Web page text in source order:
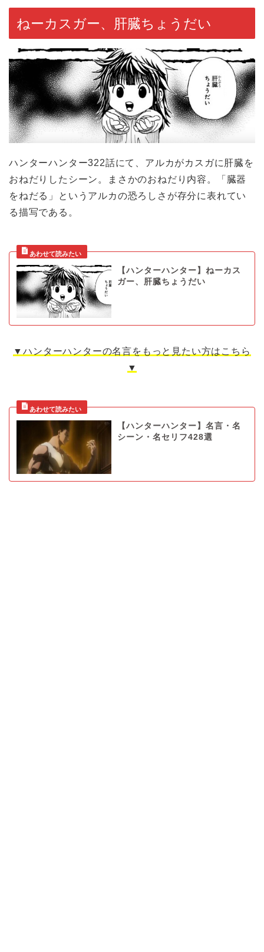
ねーカスガー、肝臓ちょうだい
ハンターハンター322話にて、アルカがカスガに肝臓を
おねだりしたシーン。まさかのおねだり内容。「臓器
をねだる」というアルカの恐ろしさが存分に表れてい
る描写である。
【ハンターハンター】ねーカス
ガー、肝臓ちょうだい
▼ハンターハンターの名言をもっと見たい方はこちら
▼
【ハンターハンター】名言・名
シーン・名セリフ428選